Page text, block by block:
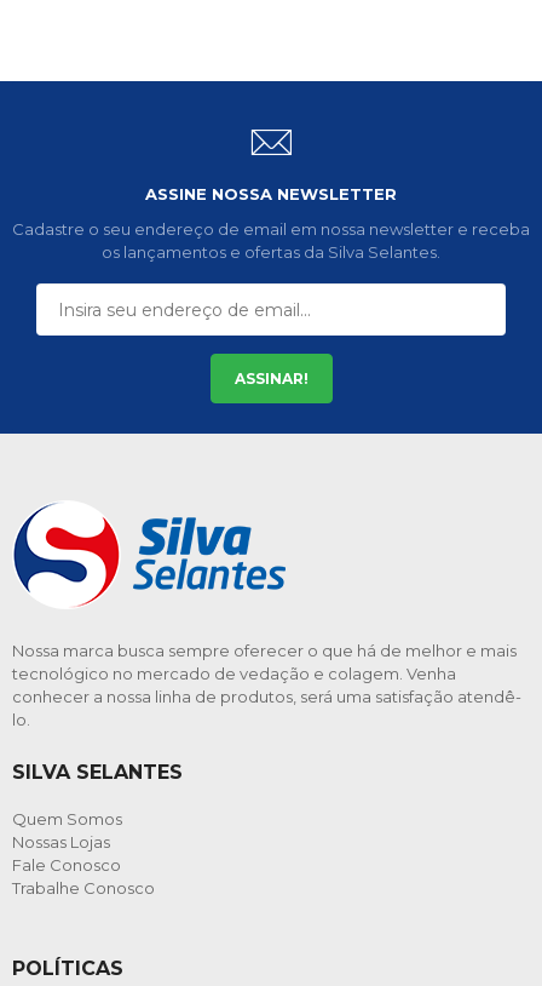
ASSINE NOSSA NEWSLETTER
Cadastre o seu endereço de email em nossa newsletter e receba
os lançamentos e ofertas da Silva Selantes.
ASSINAR!
Nossa marca busca sempre oferecer o que há de melhor e mais
tecnológico no mercado de vedação e colagem. Venha
conhecer a nossa linha de produtos, será uma satisfação atendê-
lo.
SILVA SELANTES
Quem Somos
Nossas Lojas
Fale Conosco
Trabalhe Conosco
POLÍTICAS